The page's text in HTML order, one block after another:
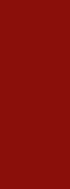
Bon à